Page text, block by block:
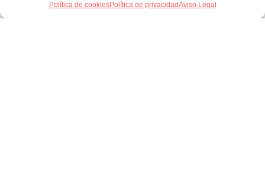
Política de cookiesPolítica de privacidadAviso Legal